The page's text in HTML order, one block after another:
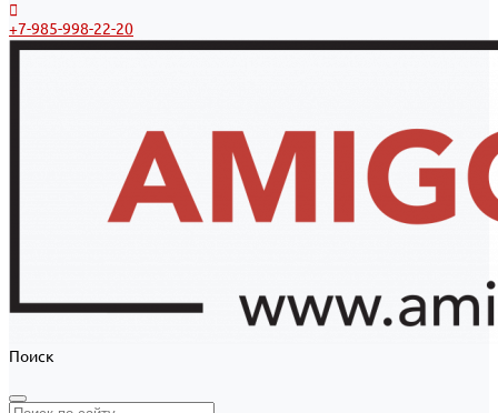
+7-985-998-22-20
Поиск